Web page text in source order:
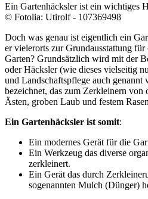
Ein Gartenhäcksler ist ein wichtiges
© Fotolia: Utirolf - 107369498
Doch was genau ist eigentlich ein
er vielerorts zur Grundausstattung
Garten? Grundsätzlich wird mit der
oder Häcksler (wie dieses vielseitig
und Landschaftspflege auch genannt
bezeichnet, das zum Zerkleinern von
Ästen, groben Laub und festem
Ein Gartenhäcksler ist somit:
Ein modernes Gerät für die
Ein Werkzeug das diverse
zerkleinert.
Ein Gerät das durch
sogenannten Mulch (Dünger)